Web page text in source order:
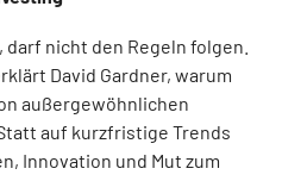
nicht den Regeln folgen.
David Gardner, warum
außer­gewöhnlichen
auf kurzfristige Trends
Innovation und Mut zum